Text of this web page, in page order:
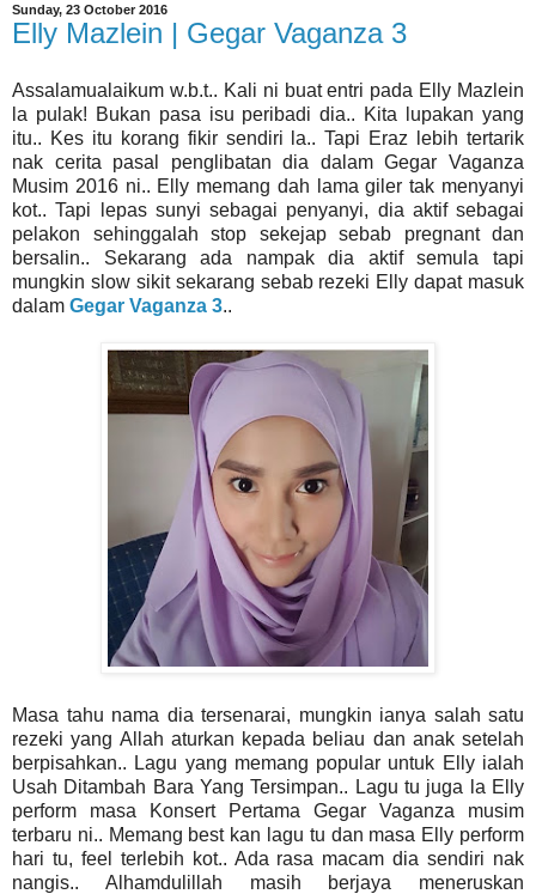
Sunday, 23 October 2016
Elly Mazlein | Gegar Vaganza 3
Assalamualaikum w.b.t.. Kali ni buat entri pada Elly Mazlein
la pulak! Bukan pasa isu peribadi dia.. Kita lupakan yang
itu.. Kes itu korang fikir sendiri la.. Tapi Eraz lebih tertarik
nak cerita pasal penglibatan dia dalam Gegar Vaganza
Musim 2016 ni.. Elly memang dah lama giler tak menyanyi
kot.. Tapi lepas sunyi sebagai penyanyi, dia aktif sebagai
pelakon sehinggalah stop sekejap sebab pregnant dan
bersalin.. Sekarang ada nampak dia aktif semula tapi
mungkin slow sikit sekarang sebab rezeki Elly dapat masuk
dalam Gegar Vaganza 3..
Masa tahu nama dia tersenarai, mungkin ianya salah satu
rezeki yang Allah aturkan kepada beliau dan anak setelah
berpisahkan.. Lagu yang memang popular untuk Elly ialah
Usah Ditambah Bara Yang Tersimpan.. Lagu tu juga la Elly
perform masa Konsert Pertama Gegar Vaganza musim
terbaru ni.. Memang best kan lagu tu dan masa Elly perform
hari tu, feel terlebih kot.. Ada rasa macam dia sendiri nak
nangis.. Alhamdulillah masih berjaya meneruskan